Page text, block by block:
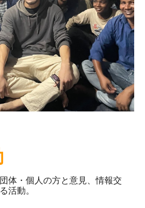
体・個人の方と意見、情報交
活動。